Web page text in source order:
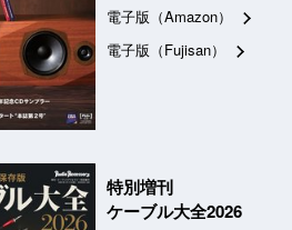
電子版（Amazon）
電子版（Fujisan）
特別増刊
ケーブル大全2026